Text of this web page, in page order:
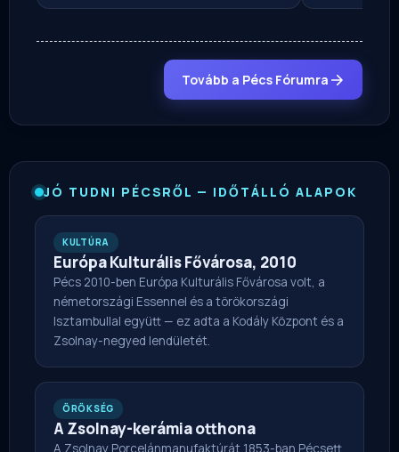
Tovább a Pécs Fórumra
JÓ TUDNI PÉCSRŐL — IDŐTÁLLÓ ALAPOK
KULTÚRA
Európa Kulturális Fővárosa, 2010
Pécs 2010-ben Európa Kulturális Fővárosa volt, a
németországi Essennel és a törökországi
Isztambullal együtt — ez adta a Kodály Központ és a
Zsolnay-negyed lendületét.
ÖRÖKSÉG
A Zsolnay-kerámia otthona
A Zsolnay Porcelánmanufaktúrát 1853-ban Pécsett